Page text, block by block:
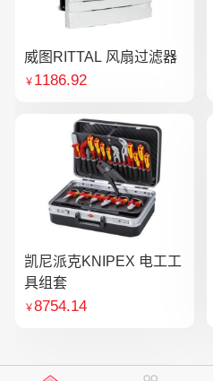
威图RITTAL 风扇过滤器
￥ 1186.92
凯尼派克KNIPEX 电工工
具组套
￥8754.14